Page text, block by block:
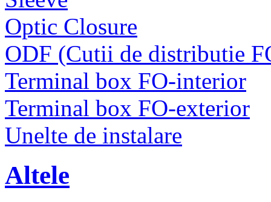
Optic Closure
ODF (Cutii de distributie
Terminal box FO-interior
Terminal box FO-exterior
Unelte de instalare
Altele